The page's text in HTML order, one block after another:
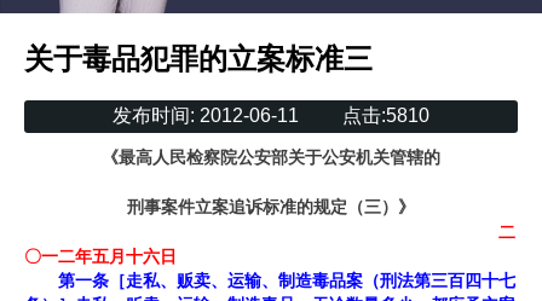
关于毒品犯罪的立案标准三
发布时间: 2012-06-11 点击:5810
《最高人民检察院公安部关于公安机关管辖的
刑事案件立案追诉标准的规定（三）》
二
〇一二年五月十六日
第一条［走私、贩卖、运输、制造毒品案（刑法第三百四十七